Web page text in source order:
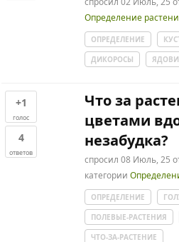
Определение
ОПРЕДЕЛЕНИЕ
ДИКОРОСЫ
+1
голос
4
ответов
Что за
цветами
незабудка?
спросил 08 Июль, 25
категории
ОПРЕДЕЛЕНИЕ
ПОЛЕВЫЕ-РАСТЕНИЯ
ЧТО-ЗА-РАСТЕНИЕ